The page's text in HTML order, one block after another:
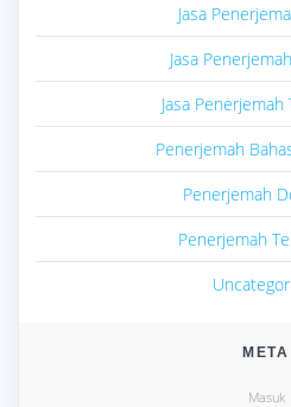
Jasa
Jasa
Jasa
Penerjemah
Penerjemah
Penerjemah
META
Masuk